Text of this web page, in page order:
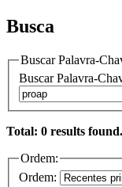
Busca
Buscar Palavra-
Buscar Palavra-
Total: 0 results found.
Ordem:
Ordem: